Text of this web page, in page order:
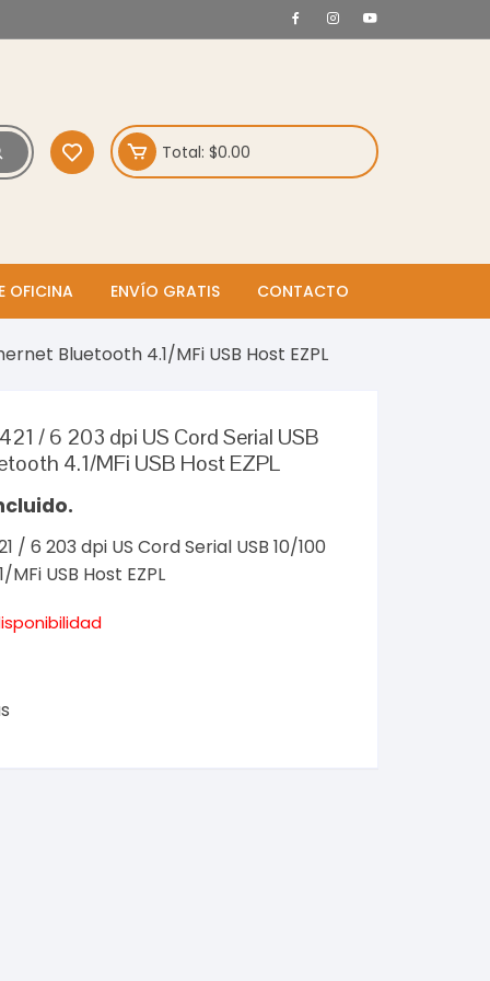
Total: $0.00
OFICINA ENVÍO GRATIS CONTACTO
Bluetooth 4.1/MFi USB Host EZPL
/ 6 203 dpi US Cord Serial USB
4.1/MFi USB Host EZPL
/ 6 203 dpi US Cord Serial USB 10/100
USB Host EZPL